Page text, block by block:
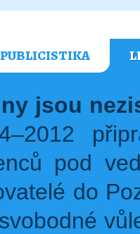
PUBLICISTIKA
jsou
pod
do